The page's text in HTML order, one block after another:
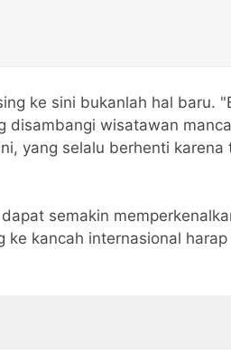
ke sini bukanlah hal baru.
disambangi wisatawan
yang selalu berhenti karena
semakin
kancah internasional